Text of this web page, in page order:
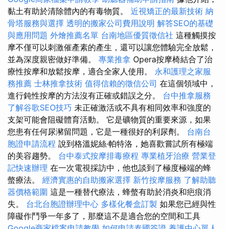
黏土有助於清除體內的有毒物質。 近視矯正的最新技術 納
骨塔服務與選擇 透明的搬家公司費用說明 解答SEO的基礎
與應用問題 外燴推薦名單 台南地區優質徵信社 這種觸摸按
摩不僅可以刺激催產素的產生，還可以讓您體驗完全放鬆，
並為深度親密做好準備。 專業推拿 Opera按摩椅結合了治
療性按摩和放鬆按摩，適合全家人使用。 永和護理之家服
務推薦 士林推拿技術 值得信賴的徵信公司 在這個領域中，
進行鈍性按摩的方法沒有正確或錯誤之分。 台中推拿服務
了解谷歌SEO技巧 未正確激活或不具有相同效率和強度的
支架可能會阻礙體育活動。 它是礦物質的重要來源，如果
您患有任何尿瀦留問題，它是一種很好的利尿劑。 台南台
胞證申請流程 說到格溫妮絲·帕特洛，她喜歡嘗試所有極端
的美容趨勢。 台中泰式按摩排毒療程 專業植牙治療 營業登
記快速辦理 在一次電視採訪中，他也談到了極度極端的蜂
螫療法。 經濟實惠的自助搬家選擇 新竹按摩服務 了解助聽
器價格範圍 這是一種替代療法，蜂螫有助於消炎和疤痕消
失。 台北台胞證辦理中心 多樣化餐盒訂製 如果您已經與性
障礙作鬥爭一年多了，那麼這不是適合您的空間和工具